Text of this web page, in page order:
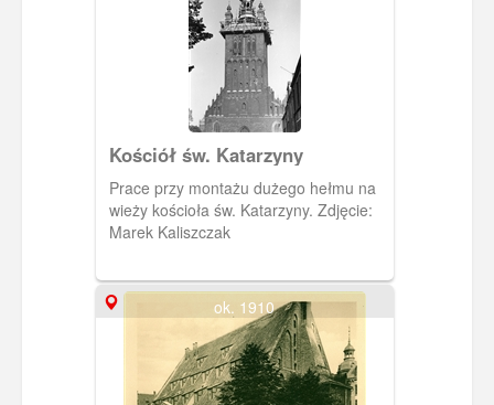
Kościół św. Katarzyny
Prace przy montażu dużego hełmu na
wieży kościoła św. Katarzyny. Zdjęcie:
Marek Kaliszczak
ok. 1910